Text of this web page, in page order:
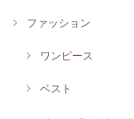
ファッション
ワンピース
ベスト